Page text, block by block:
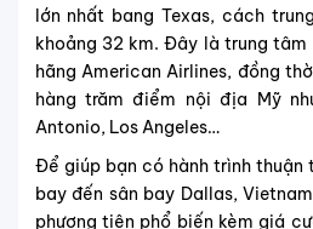
lớn nhất bang Texas, cách
khoảng 32 km. Đây là trung
hãng American Airlines, đồng
hàng trăm điểm nội địa Mỹ
Antonio, Los Angeles…
Để giúp bạn có hành trình thuận
bay đến sân bay Dallas,
phương tiện phổ biến kèm giá